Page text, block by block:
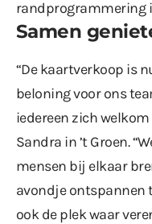
randprogrammering
Samen
“De kaartverkoop is
beloning voor ons
iedereen zich
Sandra in ’t Groen.
mensen bij elkaar
avondje ontspannen
ook de plek waar